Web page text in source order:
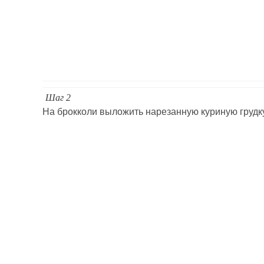
Шаг 2
На брокколи выложить нарезанную куриную